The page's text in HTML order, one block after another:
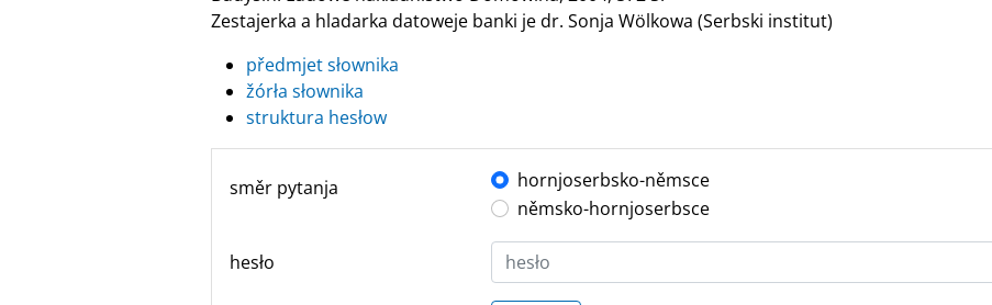
Zestajerka a hladarka datoweje banki je dr. Sonja Wölkowa (Serbski institut)
předmjet słownika
žórła słownika
struktura hesłow
směr pytanja
hornjoserbsko-němsce
němsko-hornjoserbsce
hesło